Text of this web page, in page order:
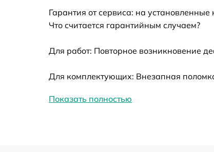
Ремонт оптики
Восстановление питания
Замена ключей управления
Гарантия от сервиса: на
Что считается гарантийным случаем?
Для работ: Повторное возникновение
Для комплектующих: Внезапная
Показать полностью